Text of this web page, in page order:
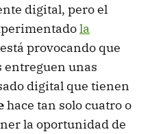
digital, pero el
la
está provocando que
entreguen unas
digital que tienen
hace tan solo cuatro o
la oportunidad de